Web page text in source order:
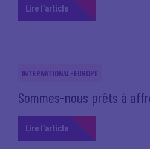
Lire l'article
INTERNATIONAL-EUROPE
Sommes-nous prêts à
Lire l'article